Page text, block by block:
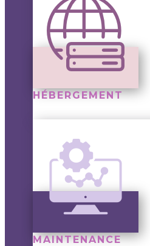
HÉBERGEMENT
MAINTENANCE